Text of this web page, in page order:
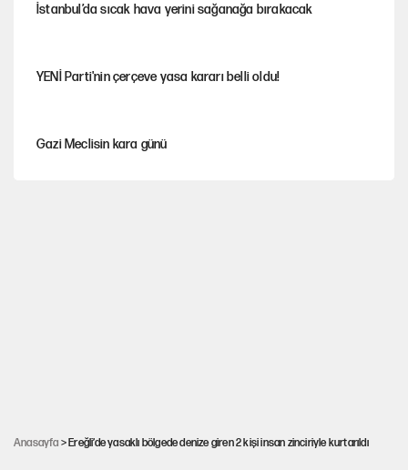
İstanbul’da sıcak hava yerini sağanağa bırakacak
YENİ Parti'nin çerçeve yasa kararı belli oldu!
Gazi Meclisin kara günü
Anasayfa > Ereğli’de yasaklı bölgede denize giren 2 kişi insan zinciriyle kurtarıldı